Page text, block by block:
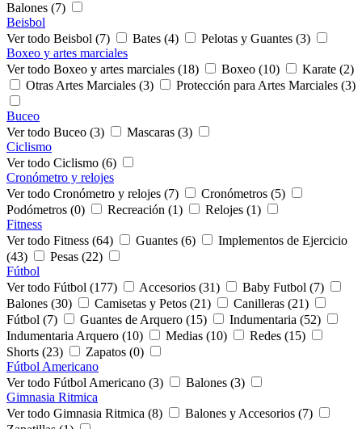
Balones (7)
Beisbol
Ver todo Beisbol (7)
Bates (4)
Pelotas y Guantes (3)
Boxeo y artes marciales
Ver todo Boxeo y artes marciales (18)
Boxeo (10)
Karate (2)
Otras Artes Marciales (3)
Protección para Artes Marciales (3)
Buceo
Ver todo Buceo (3)
Mascaras (3)
Ciclismo
Ver todo Ciclismo (6)
Cronómetro y relojes
Ver todo Cronómetro y relojes (7)
Cronómetros (5)
Podómetros (0)
Recreación (1)
Relojes (1)
Fitness
Ver todo Fitness (64)
Guantes (6)
Implementos de Ejercicio
(43)
Pesas (22)
Fútbol
Ver todo Fútbol (177)
Accesorios (31)
Baby Futbol (7)
Balones (30)
Camisetas y Petos (21)
Canilleras (21)
Fútbol (7)
Guantes de Arquero (15)
Indumentaria (52)
Indumentaria Arquero (10)
Medias (10)
Redes (15)
Shorts (23)
Zapatos (0)
Fútbol Americano
Ver todo Fútbol Americano (3)
Balones (3)
Gimnasia Ritmica
Ver todo Gimnasia Ritmica (8)
Balones y Accesorios (7)